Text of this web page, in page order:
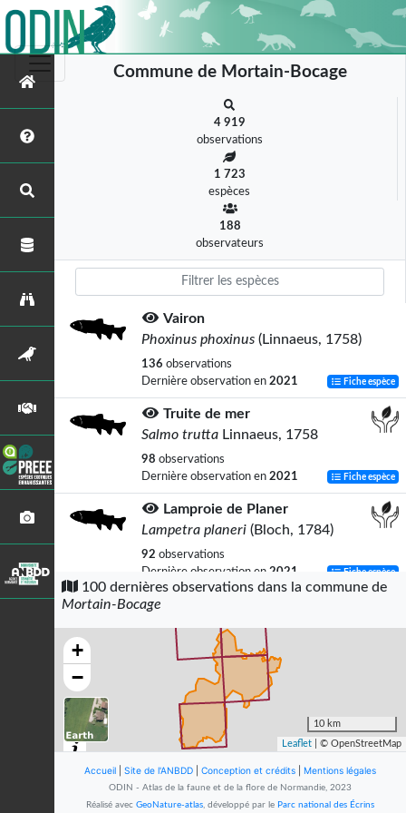
Commune de Mortain-Bocage
4 919
observations
1 723
espèces
188
observateurs
Vairon
Phoxinus phoxinus (Linnaeus, 1758)
136 observations
Dernière observation en 2021 Fiche espèce
Truite de mer
Salmo trutta Linnaeus, 1758
98 observations
Dernière observation en 2021 Fiche espèce
Lamproie de Planer
Lampetra planeri (Bloch, 1784)
92 observations
Dernière observation en 2021 Fiche espèce
Barbatula barbatula(Linnaeus, 1758)
observations
Dernière observation en 2021
Grand rhinolophe
Rhinolophus ferrumequinum
(Schreber, 1774)
Dernière observation en
100 dernières observations dans la commune de
Mortain-Bocage
+
−
10 km
Leaflet | © OpenStreetMap
Accueil Site de l'ANBDD Conception et crédits Mentions légales
ODIN - Atlas de la faune et de la flore de Normandie, 2023
Réalisé avec GeoNature-atlas, développé par le Parc national des Écrins